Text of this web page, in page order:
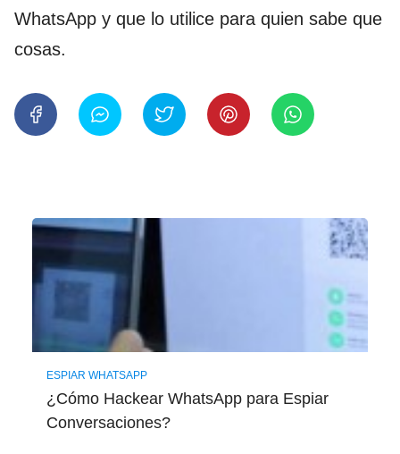
WhatsApp y que lo utilice para quien sabe que
cosas.
ESPIAR WHATSAPP
¿Cómo Hackear WhatsApp para Espiar
Conversaciones?